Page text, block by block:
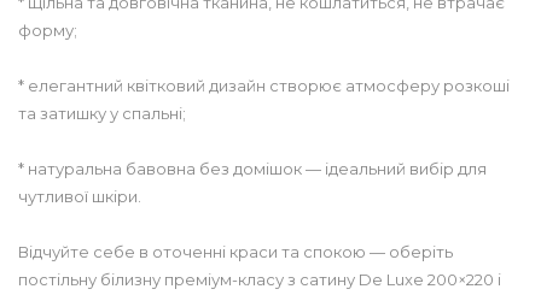
форму;
* елегантний квітковий дизайн створює атмосферу розкоші
та затишку у спальні;
* натуральна бавовна без домішок — ідеальний вибір для
чутливої шкіри.
Відчуйте себе в оточенні краси та спокою — оберіть
постільну білизну преміум-класу з сатину De Luxe 200×220 і